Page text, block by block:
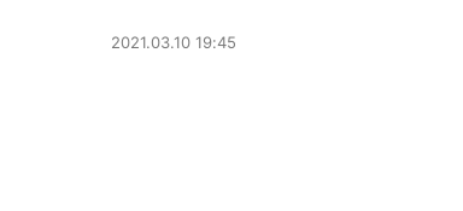
2021.03.10 19:45